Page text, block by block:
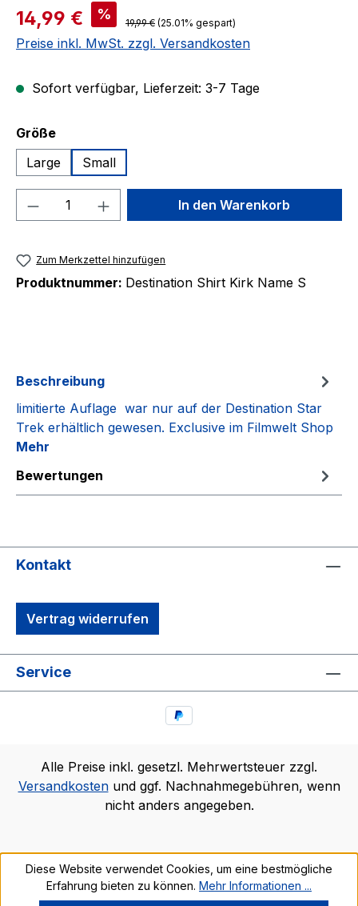
Verkaufspreis:
14,99 € % Regulärer Preis:
19,99 € (25.01% gespart)
Preise inkl. MwSt. zzgl. Versandkosten
Sofort verfügbar, Lieferzeit: 3-7 Tage
Größeauswählen
Large
Small
Produkt Anzahl: Gib denIn den Warenkorb
Zum Merkzettel hinzufügen
Produktnummer: Destination Shirt Kirk Name S
Beschreibung
limitierte Auflage war nur auf der Destination Star
Trek erhältlich gewesen. Exclusive im Filmwelt Shop
Mehr
Bewertungen
Kontakt
Vertrag widerrufen
Service
Alle Preise inkl. gesetzl. Mehrwertsteuer zzgl.
Versandkostenund ggf. Nachnahmegebühren, wenn
nicht anders angegeben.
Diese Website verwendet Cookies, um eine bestmögliche
Erfahrung bieten zu können. Mehr Informationen ...